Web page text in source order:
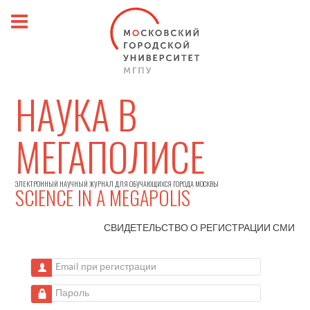
НАУКА В
МЕГАПОЛИСЕ
ЭЛЕКТРОННЫЙ НАУЧНЫЙ ЖУРНАЛ ДЛЯ ОБУЧАЮЩИХСЯ ГОРОДА МОСКВЫ
SCIENCE IN A MEGAPOLIS
СВИДЕТЕЛЬСТВО О РЕГИСТРАЦИИСМИ
Email при регистрации
Пароль